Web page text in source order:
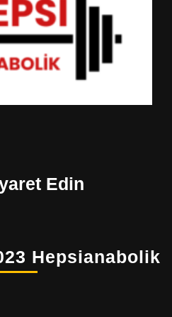
Edin
Hepsianabolik